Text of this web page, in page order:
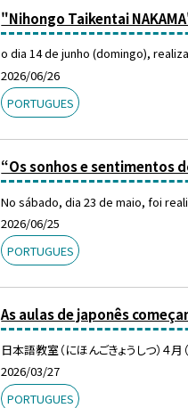
"Nihongo Taikentai
o dia 14 de junho (domingo),
2026/06/26
PORTUGUES
“Os sonhos e sentimentos
No sábado, dia 23 de maio, foi
2026/06/25
PORTUGUES
As aulas de japonês
日本語教室（にほんごきょうしつ）４月
2026/03/27
PORTUGUES